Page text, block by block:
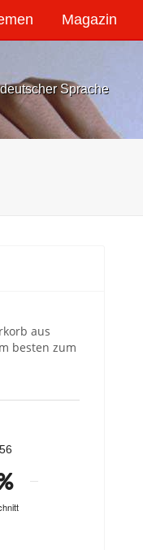
Magazin
Sprache
aus
besten zum
56